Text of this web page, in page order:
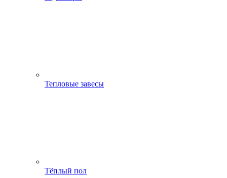
Тепловые завесы
Тёплый пол